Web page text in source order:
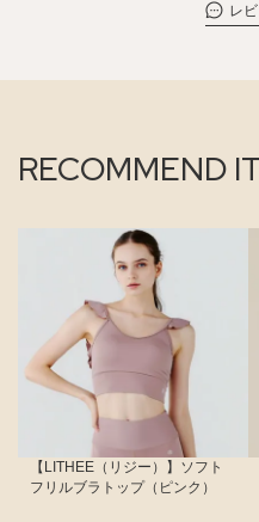
レ
RECOMMEND
【LITHEE（リジー）】ソフト
フリルブラトップ（ピンク）